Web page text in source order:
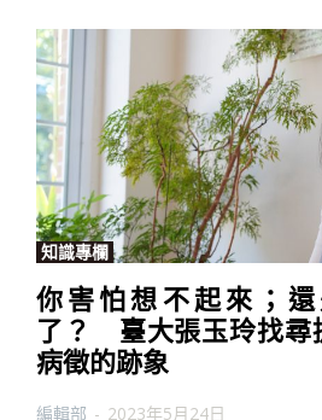
知識專欄
你害怕想不起來；
了？ 臺大張玉玲找尋
病徵的跡象
編輯部 - 2023年5月24日